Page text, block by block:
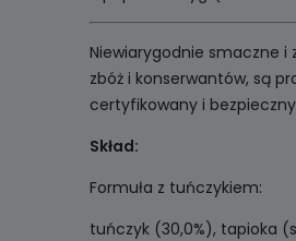
Niewiarygodnie smaczne i
zbóż i konserwantów, są
certyfikowany i
Skład:
Formuła z tuńczykiem:
tuńczyk (30,0%), tapioka